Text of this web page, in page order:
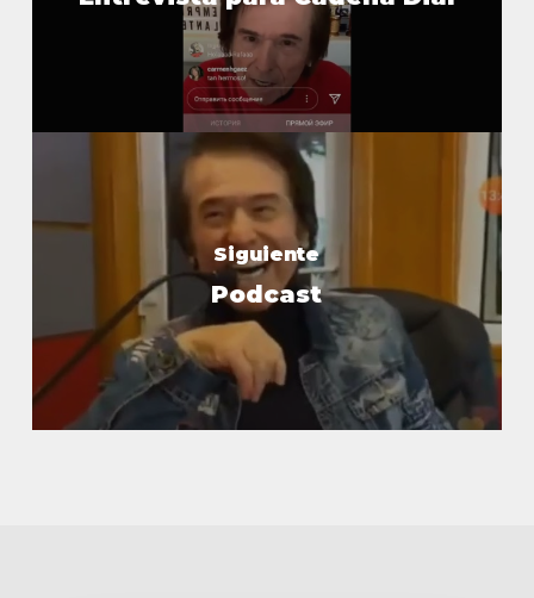
Siguiente
Podcast